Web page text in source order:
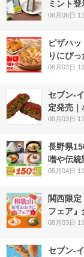
ミント
08月06日
ピザハ
りにぴ
08月03日
セブン-
定発売
08月03日
長野県
噌や伝
08月04日
関西限
フェア
08月03日
セブン‐